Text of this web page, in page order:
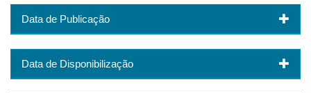
Data de Publicação
Data de Disponibilização